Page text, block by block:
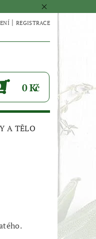
| REGISTRACE
0 Kč
A TĚLO